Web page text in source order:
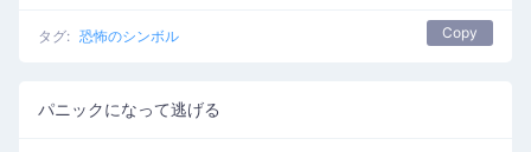
タグ: 恐怖のシンボル Copy
パニックになって逃げる